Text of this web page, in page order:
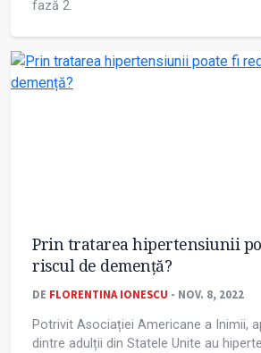
fază 2.
Prin tratarea hipertensiunii
riscul de demență?
DE FLORENTINA IONESCU - NOV. 8, 2022
Potrivit Asociației Americane a Inimii,
dintre adulții din Statele Unite au